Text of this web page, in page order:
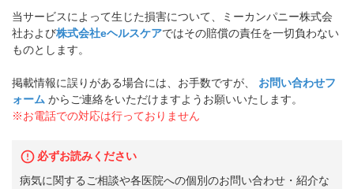
当サービスによって生じた損害について、ミーカンパニー株式会
社および株式会社eヘルスケアではその賠償の責任を一切負わない
ものとします。
掲載情報に誤りがある場合には、お手数ですが、
お問い合わせフ
ォーム からご連絡をいただけますようお願いいたします。
※お電話での対応は行っておりません
必ずお読みください
病気に関するご相談や各医院への個別のお問い合わせ・紹介な